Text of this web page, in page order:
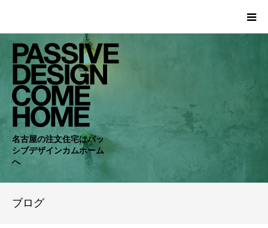
名古屋の注文住宅はパッ
シブデザインカムホーム
へ
ブログ
HOME
WORKS
COMPANY
CONCEPT